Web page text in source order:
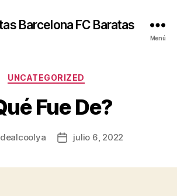
Barcelona FC Baratas
Menú
Categorías
UNCATEGORIZED
Fue De?
dealcoolya
Fechajulio 6, 2022